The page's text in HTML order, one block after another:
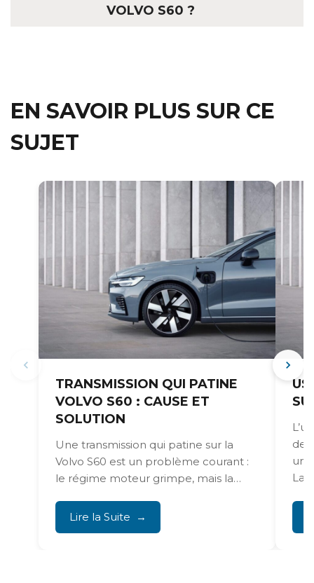
VOLVO S60 ?
EN SAVOIR PLUS SUR CE
SUJET
TRANSMISSION QUI PATINE
VOLVO S60 : CAUSE ET
SOLUTION
Une transmission qui patine sur la
Volvo S60 est un problème courant :
le régime moteur grimpe, mais la
Lire la Suite
de
La